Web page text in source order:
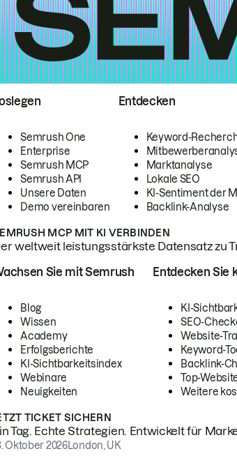
Semrush One
Enterprise
Semrush MCP
Semrush API
Unsere Daten
Demo vereinbaren
Entdecken
Keyword-
Marktanalyse
Lokale SEO
KI-Sentiment der
Backlink-Analyse
MCP MIT KI VERBINDEN
weltweit leistungsstärkste Datensatz zu
Sie mit Semrush
Blog
Wissen
Academy
Erfolgsberichte
KI-Sichtbarkeitsindex
Webinare
Neuigkeiten
Entdecken Sie
KI-
SEO-
Website-
Keyword-
Backlink-
Top-
Weitere
TICKET SICHERN
Tag. Echte Strategien. Entwickelt für
Oktober 2026London, UK